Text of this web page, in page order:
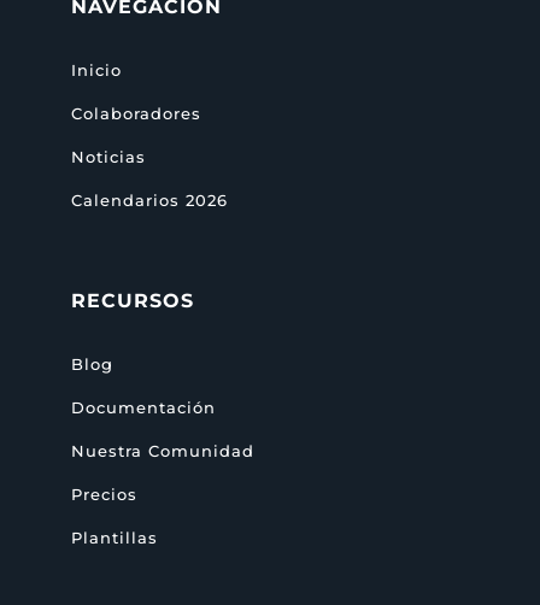
NAVEGACIÓN
Inicio
Colaboradores
Noticias
Calendarios 2026
RECURSOS
Blog
Documentación
Nuestra Comunidad
Precios
Plantillas